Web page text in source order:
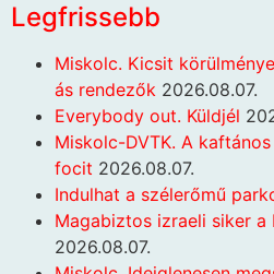
Legfrissebb
Miskolc. Kicsit
ás rendezők 2026.08.07.
Everybody out. Küldjél
Miskolc-DVTK. A
focit 2026.08.07.
Indulhat a szélerőmű
Magabiztos izraeli siker a
2026.08.07.